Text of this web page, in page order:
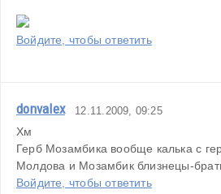
Войдите, чтобы ответить
donvalex 12.11.2009, 09:25
Хм
Герб Мозамбика вообще калька с
Молдова и Мозамбик близнецы-
Войдите, чтобы ответить